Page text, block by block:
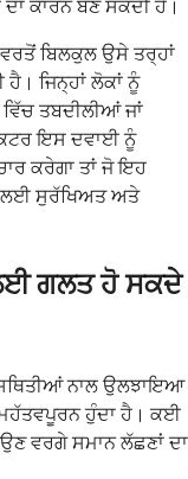
ਕਾਰਨ ਬਣ ਸਕਦੀ ਹੈ।
ਬਿਲਕੁਲ ਉਸੇ ਤਰ੍ਹਾਂ
ਹੈ। ਜਿਨ੍ਹਾਂ ਲੋਕਾਂ ਨੂੰ
ਤਬਦੀਲੀਆਂ ਜਾਂ
ਇਸ ਦਵਾਈ ਨੂੰ
ਕਰੇਗਾ ਤਾਂ ਜੋ ਇਹ
ਲਈ ਸੁਰੱਖਿਅਤ ਅਤੇ
ਗਲਤ ਹੋ ਸਕਦੇ
ਸਥਿਤੀਆਂ ਨਾਲ ਉਲਝਾਇਆ
ਮਹੱਤਵਪੂਰਨ ਹੁੰਦਾ ਹੈ। ਕਈ
ਵਰਗੇ ਸਮਾਨ ਲੱਛਣਾਂ ਦਾ